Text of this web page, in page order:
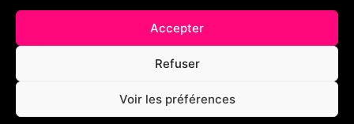
Accepter
Refuser
Voir les préférences
Crédits & mentions légales
Politique de cookies